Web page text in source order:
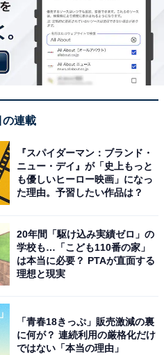
Speaker ワイヤレス
時間連続再生 音声アシスタ
ルグレー
で見る
LE（第2世代）」
の連載
『スパイダーマン：ブランド・
ニュー・デイ』が「史上もっと
も優しいヒーロー映画」になっ
た理由。予習したい作品は？
20年間「駆け込み実績ゼロ」の
学校も…「こども110番の家」
は本当に必要？ PTAが直面する
理想と現実
「青春18きっぷ」販売激減の裏
に何が？ 連続利用の厳格化だけ
ではない「本当の理由」